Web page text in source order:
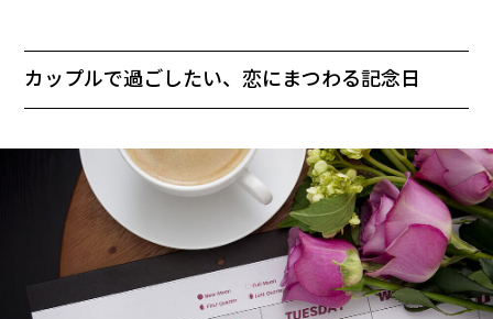
カップルで過ごしたい、恋にまつわる記念日